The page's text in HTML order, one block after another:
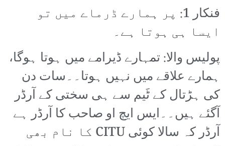
فنکار 1: پر ہمارے ڈرماے میں تو
ایسا ہی ہوتا ہے۔
پولیس والا: تمہارے ڈیرامے میں ہوتا ہوگا،
ہمارے علاقے میں نہیں ہوتا۔۔سات دن
کی ہڑتال کے ٹَیم سے ہی سختی کے آرڈر
آگئے ہیں۔۔ایس ایچ او صاحب کا آرڈر ہے
آرڈر کہ سالا کوئی CITU کا نام بھی